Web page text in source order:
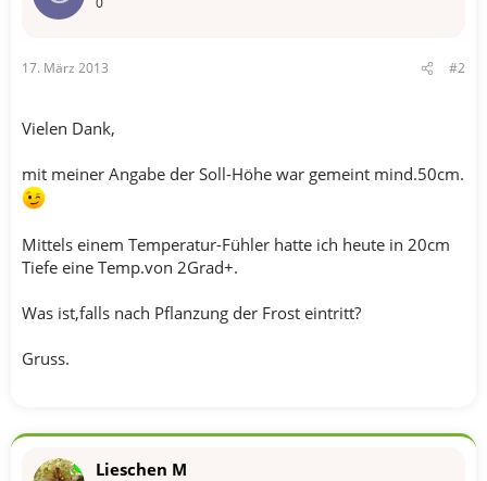
17. März 2013 #2
Vielen Dank,
mit meiner Angabe der Soll-Höhe war gemeint mind.50cm.
Mittels einem Temperatur-Fühler hatte ich heute in 20cm
Tiefe eine Temp.von 2Grad+.
Was ist,falls nach Pflanzung der Frost eintritt?
Gruss.
Lieschen M